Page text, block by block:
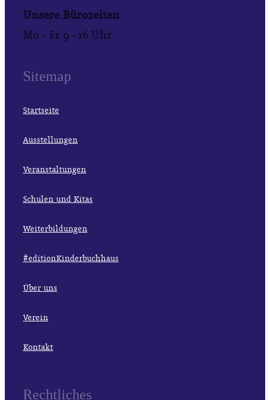
Unsere Bürozeiten
Mo - Fr 9 - 16 Uhr
Sitemap
Startseite
Ausstellungen
Veranstaltungen
Schulen und Kitas
Weiterbildungen
#editionKinderbuchhaus
Über uns
Verein
Kontakt
Rechtliches